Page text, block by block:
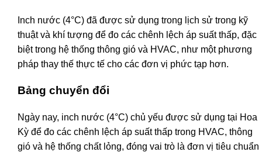
Inch nước (4°C) đã được sử dụng trong lịch sử trong kỹ
thuật và khí tượng để đo các chênh lệch áp suất thấp, đặc
biệt trong hệ thống thông gió và HVAC, như một phương
pháp thay thế thực tế cho các đơn vị phức tạp hơn.
Bảng chuyển đổi
Ngày nay, inch nước (4°C) chủ yếu được sử dụng tại Hoa
Kỳ để đo các chênh lệch áp suất thấp trong HVAC, thông
gió và hệ thống chất lỏng, đóng vai trò là đơn vị tiêu chuẩn